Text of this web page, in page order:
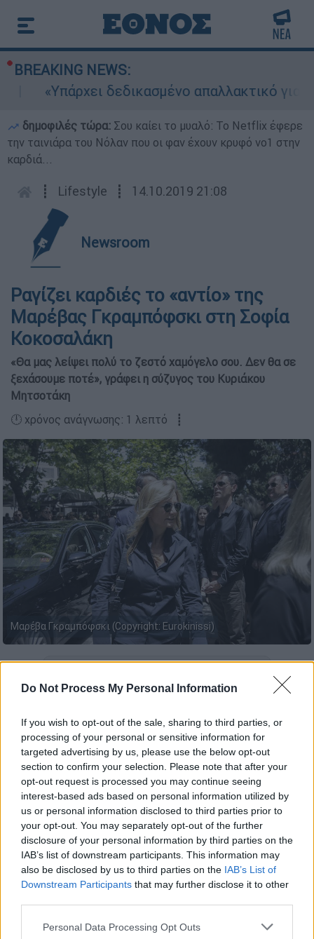
Do Not Process My Personal Information
If you wish to opt-out of the sale, sharing to third parties, or
processing of your personal or sensitive information for
targeted advertising by us, please use the below opt-out
section to confirm your selection. Please note that after your
opt-out request is processed you may continue seeing
interest-based ads based on personal information utilized by
us or personal information disclosed to third parties prior to
your opt-out. You may separately opt-out of the further
disclosure of your personal information by third parties on the
IAB’s list of downstream participants. This information may
also be disclosed by us to third parties on the IAB’s List of
Downstream Participants that may further disclose it to other
Please note that this website/app uses one or more Google
Personal Data Processing Opt Outs
BREAKING NEWS:
«Υπάρχει δεδικασμένο απαλλακτικό για
δημοφιλές τώρα: Σου καίει το μυαλό: Το Netflix έφερε
την ταινιάρα του Νόλαν που οι φαν έχουν κρυφό νο1 στην
καρδιά...
┋ Lifestyle ┋ 14.10.2019 21:08
Newsroom
Ραγίζει καρδιές το «αντίο» της
Μαρέβας Γκραμπόφσκι στη Σοφία
Κοκοσαλάκη
«Θα μας λείψει πολύ το ζεστό χαμόγελο σου. Δεν θα σε
ξεχάσουμε ποτέ», γράφει η σύζυγος του Κυριάκου
Μητσοτάκη
🕛 χρόνος ανάγνωσης: 1 λεπτό ┋
Μαρέβα Γκραμπόφσκι (Copyright: Eurokinissi)
τηςΣοφίας Κοκοσαλάκη ,η οποίαέχασε τη
μάχη με τον καρκίνο σε ηλικία 47 ετών,
αποχαιρετούν στα social media
τη γνωστή σχεδιάστρια, που τα τελευταία
χρόνια ζούσε και εργαζόταν στο
Λονδίνο. Εξαιρετικά αγαπητή στον χώρο της
μόδας, ηΣοφία Κοκοσαλάκηείχε μεγάλη
αδυναμία στην Ελλάδα και πιο συγκεκριμένα
στην Κρήτη τον τόπο καταγωγής της. Η μάχη
που έδωσε ήταν σύντομη, καθώς η διάγνωσή